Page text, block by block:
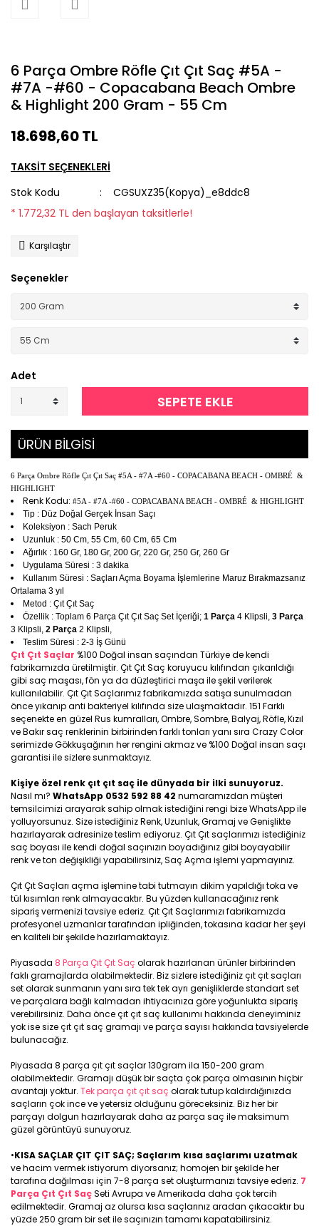
6 Parça Ombre Röfle Çıt Çıt Saç #5A -
#7A -#60 - Copacabana Beach Ombre
& Highlight 200 Gram - 55 Cm
18.698,60 TL
TAKSİT SEÇENEKLERİ
Stok Kodu
CGSUXZ35(Kopya)_e8ddc8
* 1.772,32 TL den başlayan taksitlerle!
Karşılaştır
Seçenekler
Adet
SEPETE EKLE
ÜRÜN BİLGİSİ
6 Parça Ombre Röfle Çıt Çıt Saç #5A - #7A -#60 - COPACABANA BEACH - OMBRÉ &
HIGHLIGHT
Renk Kodu: #5A - #7A -#60 - COPACABANA BEACH - OMBRÉ & HIGHLIGHT
Tip : Düz Doğal Gerçek İnsan Saçı
Koleksiyon : Sach Peruk
Uzunluk : 50 Cm, 55 Cm, 60 Cm, 65 Cm
Ağırlık : 160 Gr, 180 Gr, 200 Gr, 220 Gr, 250 Gr, 260 Gr
Uygulama Süresi : 3 dakika
Kullanım Süresi : Saçları Açma Boyama İşlemlerine Maruz Bırakmazsanız
Ortalama 3 yıl
Metod : Çıt Çıt Saç
Özellik : Toplam 6 Parça Çıt Çıt Saç Set İçeriği; 1 Parça 4 Klipsli, 3 Parça
3 Klipsli, 2 Parça 2 Klipsli,
Teslim Süresi : 2-3 İş Günü
Çıt Çıt Saçlar %100 Doğal insan saçından Türkiye de kendi
fabrikamızda üretilmiştir. Çıt Çıt Saç koruyucu kılıfından çıkarıldığı
gibi saç maşası, fön ya da düzleştirici maşa ile şekil verilerek
kullanılabilir. Çıt Çıt Saçlarımız fabrikamızda satışa sunulmadan
önce yıkanıp anti bakteriyel kılıfında size ulaşmaktadır. 151 Farklı
seçenekte en güzel Rus kumralları, Ombre, Sombre, Balyaj, Röfle, Kızıl
ve Bakır saç renklerinin birbirinden farklı tonları yanı sıra Crazy Color
serimizde Gökkuşağının her rengini akmaz ve %100 Doğal insan saçı
garantisi ile sizlere sunmaktayız.
Kişiye özel renk çıt çıt saç ile dünyada bir ilki sunuyoruz.
Nasıl mı? WhatsApp 0532 592 88 42 numaramızdan müşteri
temsilcimizi arayarak sahip olmak istediğini rengi bize WhatsApp ile
yolluyorsunuz. Size istediğiniz Renk, Uzunluk, Gramaj ve Genişlikte
hazırlayarak adresinize teslim ediyoruz. Çıt Çıt saçlarımızı istediğiniz
saç boyası ile kendi doğal saçınızın boyadığınız gibi boyayabilir
renk ve ton değişikliği yapabilirsiniz, Saç Açma işlemi yapmayınız.
Çıt Çıt Saçları açma işlemine tabi tutmayın dikim yapıldığı toka ve
tül kısımları renk almayacaktır. Bu yüzden kullanacağınız renk
sipariş vermenizi tavsiye ederiz. Çıt Çıt Saçlarımızı fabrikamızda
profesyonel uzmanlar tarafından ipliğinden, tokasına kadar her şeyi
en kaliteli bir şekilde hazırlamaktayız.
Piyasada 8 Parça Çıt Çıt Saç olarak hazırlanan ürünler birbirinden
faklı gramajlarda olabilmektedir. Biz sizlere istediğiniz çıt çıt saçları
set olarak sunmanın yanı sıra tek tek ayrı genişliklerde standart set
ve parçalara bağlı kalmadan ihtiyacınıza göre yoğunlukta sipariş
verebilirsiniz. Daha önce çıt çıt saç kullanımı hakkında deneyiminiz
yok ise size çıt çıt saç gramajı ve parça sayısı hakkında tavsiyelerde
bulunacağız.
Piyasada 8 parça çıt çıt saçlar 130gram ila 150-200 gram
olabilmektedir. Gramajı düşük bir saçta çok parça olmasının hiçbir
avantajı yoktur. Tek parça çıt çıt saç olarak tutup kaldırdığınızda
saçların çok ince ve yetersiz olduğunu göreceksiniz. Biz her bir
parçayı dolgun hazırlayarak daha az parça saç ile maksimum
güzel görüntüyü sunuyoruz.
•KISA SAÇLAR ÇIT ÇIT SAÇ; Saçlarım kısa saçlarımı uzatmak
ve hacim vermek istiyorum diyorsanız; homojen bir şekilde her
tarafına dağılması için 7-8 parça set oluşturmanızı tavsiye ederiz. 7
Parça Çıt Çıt SaçSeti Avrupa ve Amerikada daha çok tercih
edilmektedir. Gramaj az olursa kısa saçlarınız aradan çıkacaktır bu
yüzde 250 gram bir set ile saçınızın tamamı kapatabilirsiniz.